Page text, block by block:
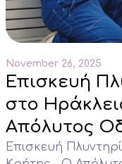
November 26, 2025
Επισκευή
στο
Απόλυτος
Επισκευή